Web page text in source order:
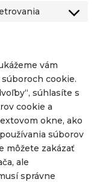
Consent
rôzne
vám
cookie.
súhlasíte s
cookie a
okne, ako
súborov
môžete zakázať
ale
správne